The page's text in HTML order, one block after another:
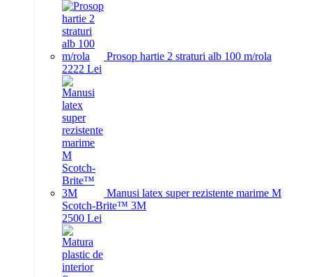
Prosop hartie 2 straturi alb 100 m/rola
2222 Lei
Manusi latex super rezistente marime M
Scotch-Brite™ 3M
2500 Lei